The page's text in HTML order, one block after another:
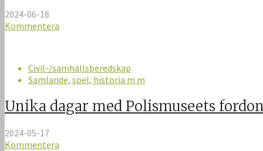
2024-06-18
Kommentera
Civil-/samhällsberedskap
Samlande, spel, historia m m
Unika dagar med Polismuseets
2024-05-17
Kommentera